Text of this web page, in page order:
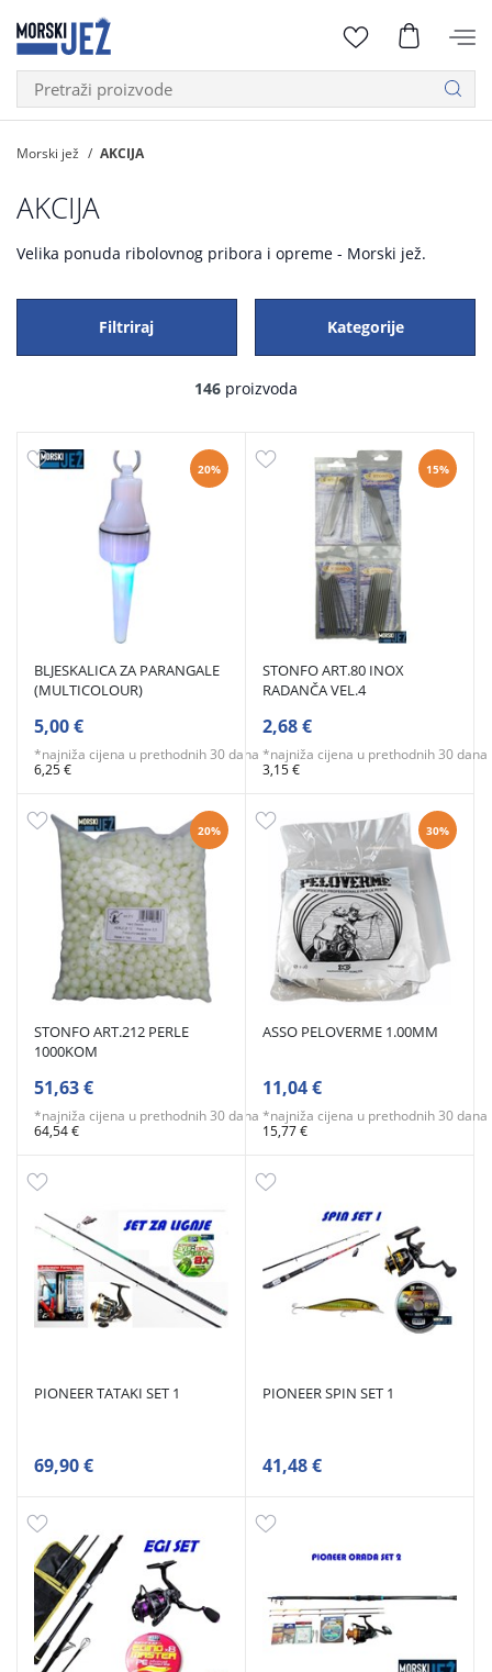
Morski jež AKCIJA
AKCIJA
Velika ponuda ribolovnog pribora i opreme - Morski jež.
Filtriraj Kategorije
146 proizvoda
20%
BLJESKALICA ZA PARANGALE
(MULTICOLOUR)
5,00 €
*najniža cijena u prethodnih 30 dana
6,25 €
15%
STONFO ART.80 INOX
RADANČA VEL.4
2,68 €
*najniža cijena u prethodnih 30 dana
3,15 €
20%
STONFO ART.212 PERLE
1000KOM
51,63 €
*najniža cijena u prethodnih 30 dana
64,54 €
30%
ASSO PELOVERME 1.00MM
11,04 €
*najniža cijena u prethodnih 30 dana
15,77 €
PIONEER TATAKI SET 1
69,90 €
PIONEER SPIN SET 1
41,48 €